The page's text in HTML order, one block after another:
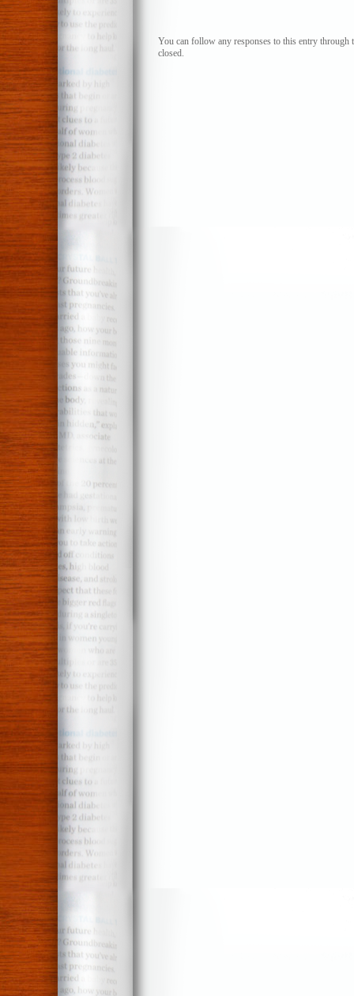
Rafo
You can follow any responses to this entry through
closed.